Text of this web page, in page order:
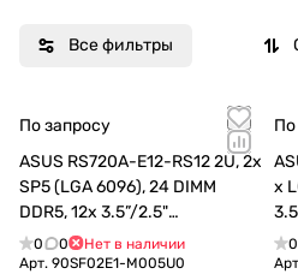
Все фильтры
По запросу
ASUS RS720A-E12-RS12 2U, 2x
SP5 (LGA 6096), 24 DIMM
DDR5, 12x 3.5”/2.5"
(4NVMe/SAS* +
4NVMe/SATA/SAS* +
0 0
Нет в наличии
Арт. 90SF02E1-M005U0
По
x
+ 0